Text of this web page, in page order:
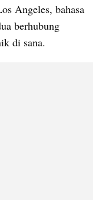
Angeles, bahasa
berhubung
di sana.